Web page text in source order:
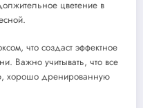
цветение в
что создаст эффектное
Важно учитывать, что все
хорошо дренированную